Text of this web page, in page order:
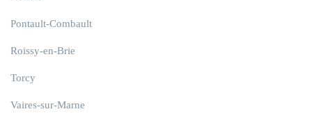
Pontault-Combault
Roissy-en-Brie
Torcy
Vaires-sur-Marne